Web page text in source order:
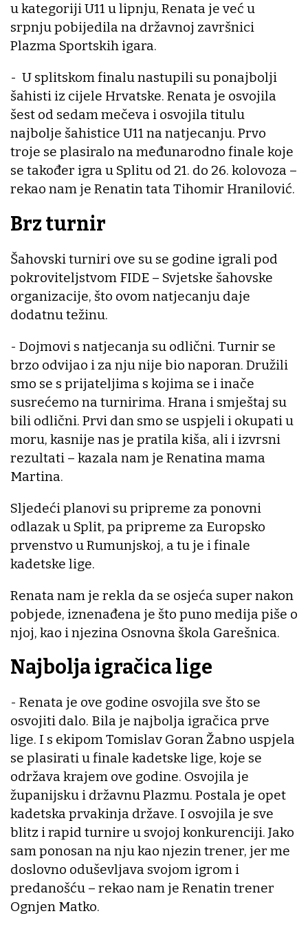
u kategoriji U11 u lipnju, Renata je već u
srpnju pobijedila na državnoj završnici
Plazma Sportskih igara.
- U splitskom finalu nastupili su ponajbolji
šahisti iz cijele Hrvatske. Renata je osvojila
šest od sedam mečeva i osvojila titulu
najbolje šahistice U11 na natjecanju. Prvo
troje se plasiralo na međunarodno finale koje
se također igra u Splitu od 21. do 26. kolovoza –
rekao nam je Renatin tata Tihomir Hranilović.
Brz turnir
Šahovski turniri ove su se godine igrali pod
pokroviteljstvom FIDE – Svjetske šahovske
organizacije, što ovom natjecanju daje
dodatnu težinu.
- Dojmovi s natjecanja su odlični. Turnir se
brzo odvijao i za nju nije bio naporan. Družili
smo se s prijateljima s kojima se i inače
susrećemo na turnirima. Hrana i smještaj su
bili odlični. Prvi dan smo se uspjeli i okupati u
moru, kasnije nas je pratila kiša, ali i izvrsni
rezultati – kazala nam je Renatina mama
Martina.
Sljedeći planovi su pripreme za ponovni
odlazak u Split, pa pripreme za Europsko
prvenstvo u Rumunjskoj, a tu je i finale
kadetske lige.
Renata nam je rekla da se osjeća super nakon
pobjede, iznenađena je što puno medija piše o
njoj, kao i njezina Osnovna škola Garešnica.
Najbolja igračica lige
- Renata je ove godine osvojila sve što se
osvojiti dalo. Bila je najbolja igračica prve
lige. I s ekipom Tomislav Goran Žabno uspjela
se plasirati u finale kadetske lige, koje se
održava krajem ove godine. Osvojila je
županijsku i državnu Plazmu. Postala je opet
kadetska prvakinja države. I osvojila je sve
blitz i rapid turnire u svojoj konkurenciji. Jako
sam ponosan na nju kao njezin trener, jer me
doslovno oduševljava svojom igrom i
predanošću – rekao nam je Renatin trener
Ognjen Matko.